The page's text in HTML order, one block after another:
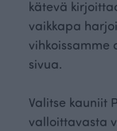
kätevä
vaikkapa
vihkoissamme
sivua.
Valitse kauniit
valloittavasta